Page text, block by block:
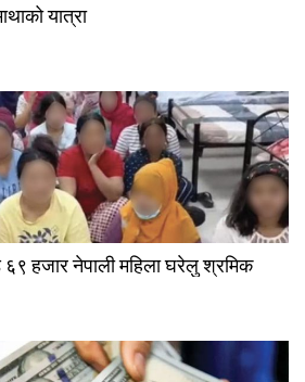
यात्रा
हजार नेपाली महिला घरेलु श्रमिक